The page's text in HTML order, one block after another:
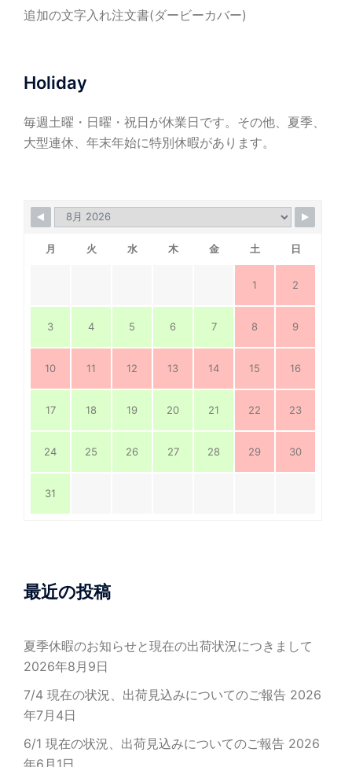
追加の文字入れ注文書(ダービーカバー)
Holiday
毎週土曜・日曜・祝日が休業日です。その他、夏季、
大型連休、年末年始に特別休暇があります。
月 火 水 木 金 土 日
1 2
3 4 5 6 7 8 9
10 11 12 13 14 15 16
17 18 19 20 21 22 23
24 25 26 27 28 29 30
31
最近の投稿
夏季休暇のお知らせと現在の出荷状況につきまして
2026年8月9日
7/4 現在の状況、出荷見込みについてのご報告 2026
年7月4日
6/1 現在の状況、出荷見込みについてのご報告 2026
年6月1日